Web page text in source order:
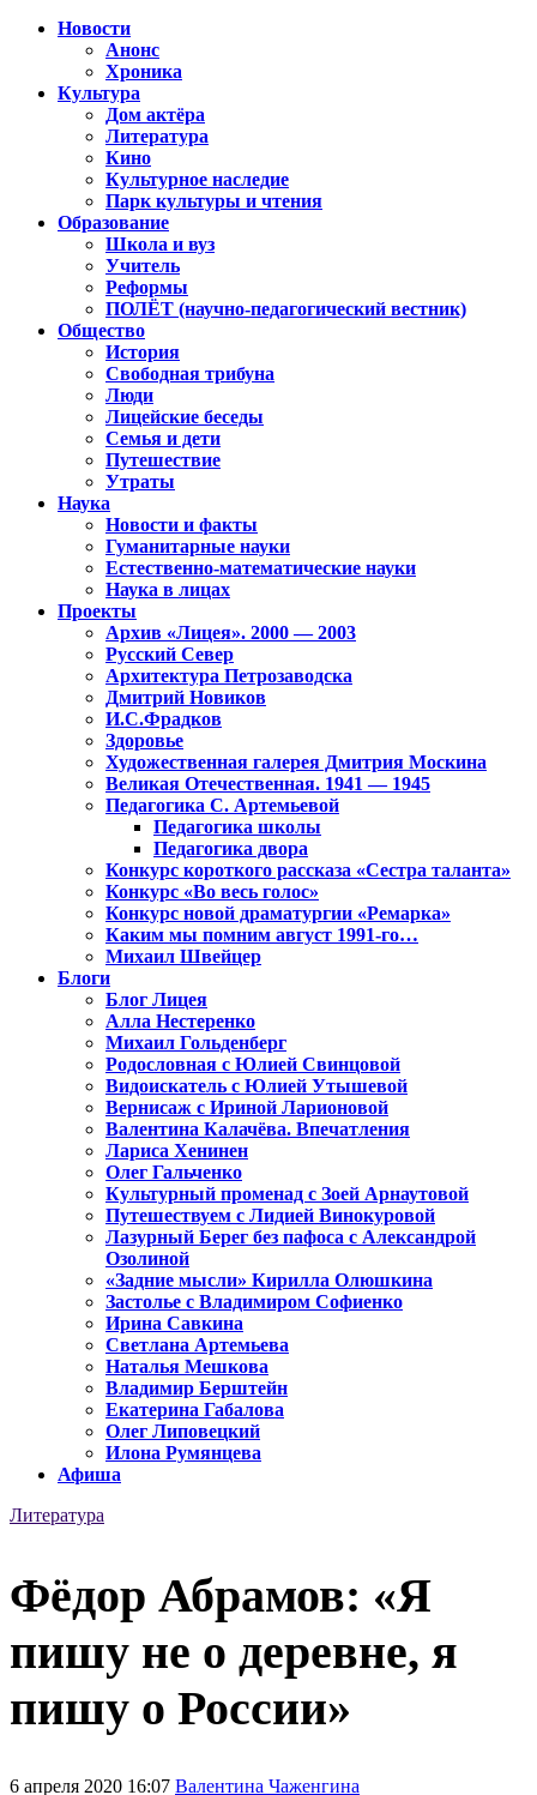
Новости
Анонс
Хроника
Культура
Дом актёра
Литература
Кино
Культурное наследие
Парк культуры и чтения
Образование
Школа и вуз
Учитель
Реформы
ПОЛЁТ (научно-педагогический вестник)
Общество
История
Свободная трибуна
Люди
Лицейские беседы
Семья и дети
Путешествие
Утраты
Наука
Новости и факты
Гуманитарные науки
Естественно-математические науки
Наука в лицах
Проекты
Архив «Лицея». 2000 — 2003
Русский Север
Архитектура Петрозаводска
Дмитрий Новиков
И.С.Фрадков
Здоровье
Художественная галерея Дмитрия Москина
Великая Отечественная. 1941 — 1945
Педагогика С. Артемьевой
Педагогика школы
Педагогика двора
Конкурс короткого рассказа «Сестра таланта»
Конкурс «Во весь голос»
Конкурс новой драматургии «Ремарка»
Каким мы помним август 1991-го…
Михаил Швейцер
Блоги
Блог Лицея
Алла Нестеренко
Михаил Гольденберг
Родословная с Юлией Свинцовой
Видоискатель с Юлией Утышевой
Вернисаж с Ириной Ларионовой
Валентина Калачёва. Впечатления
Лариса Хенинен
Олег Гальченко
Культурный променад с Зоей Арнаутовой
Путешествуем с Лидией Винокуровой
Лазурный Берег без пафоса с Александрой
Озолиной
«Задние мысли» Кирилла Олюшкина
Застолье с Владимиром Софиенко
Ирина Савкина
Светлана Артемьева
Наталья Мешкова
Владимир Берштейн
Екатерина Габалова
Олег Липовецкий
Илона Румянцева
Афиша
Литература
Фёдор Абрамов: «Я
пишу не о деревне, я
пишу о России»
6 апреля 2020 16:07 Валентина Чаженгина